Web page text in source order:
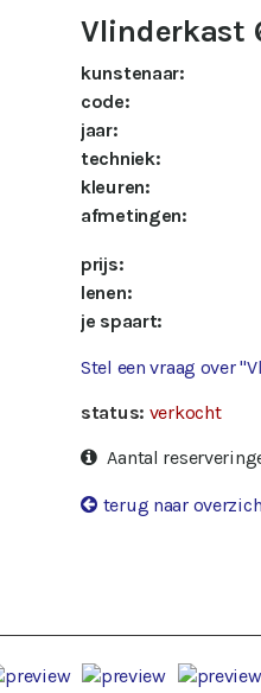
Vlinderkast
kunstenaar:
code:
jaar:
techniek:
kleuren:
afmetingen:
prijs:
lenen:
je spaart:
Stel een vraag over
status: verkocht
Aantal
terug naar